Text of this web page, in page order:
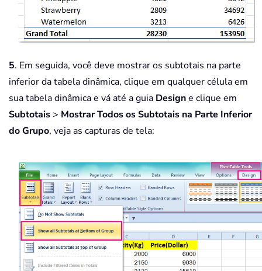
5. Em seguida, você deve mostrar os subtotais na parte
inferior da tabela dinâmica, clique em qualquer célula em
sua tabela dinâmica e vá até a guia Designe clique em
Subtotais > Mostrar Todos os Subtotais na Parte Inferior
do Grupo, veja as capturas de tela: